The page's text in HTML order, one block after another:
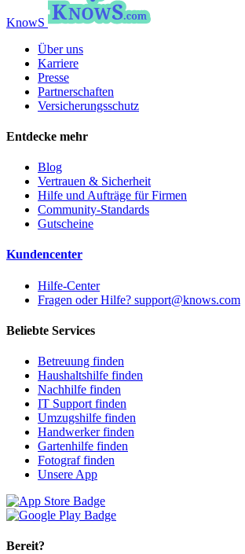
KnowS
Über uns
Karriere
Presse
Partnerschaften
Versicherungsschutz
Entdecke mehr
Blog
Vertrauen & Sicherheit
Hilfe und Aufträge für Firmen
Community-Standards
Gutscheine
Kundencenter
Hilfe-Center
Fragen oder Hilfe? support@knows.com
Beliebte Services
Betreuung finden
Haushaltshilfe finden
Nachhilfe finden
IT Support finden
Umzugshilfe finden
Handwerker finden
Gartenhilfe finden
Fotograf finden
Unsere App
Bereit?